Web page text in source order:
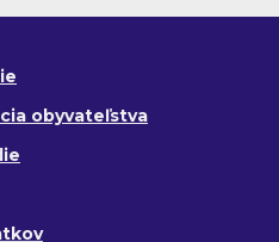
obyvateľstva